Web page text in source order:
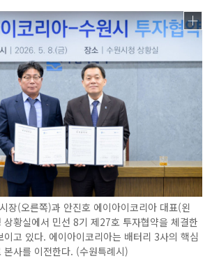
장(오른쪽)과 안진호 에이아이코리아 대표(왼
황실에서 민선 8기 제27호 투자협약을 체결한
고 있다. 에이아이코리아는 배터리 3사의 핵심
사를 이전한다. (수원특례시)